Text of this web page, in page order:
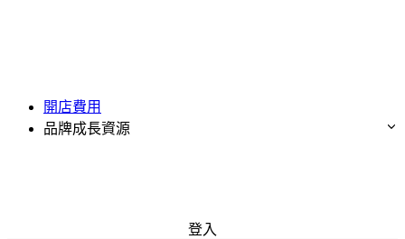
開店費用
品牌成長資源
登入